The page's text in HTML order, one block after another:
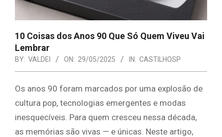
10 Coisas dos Anos 90 Que Só Quem Viveu Vai
Lembrar
BY: VALDEI ON: 29/05/2025 IN: CASTILHOSP
Os anos 90 foram marcados por uma explosão de
cultura pop, tecnologias emergentes e modas
inesquecíveis. Para quem cresceu nessa década,
as memórias são vivas — e únicas. Neste artigo,